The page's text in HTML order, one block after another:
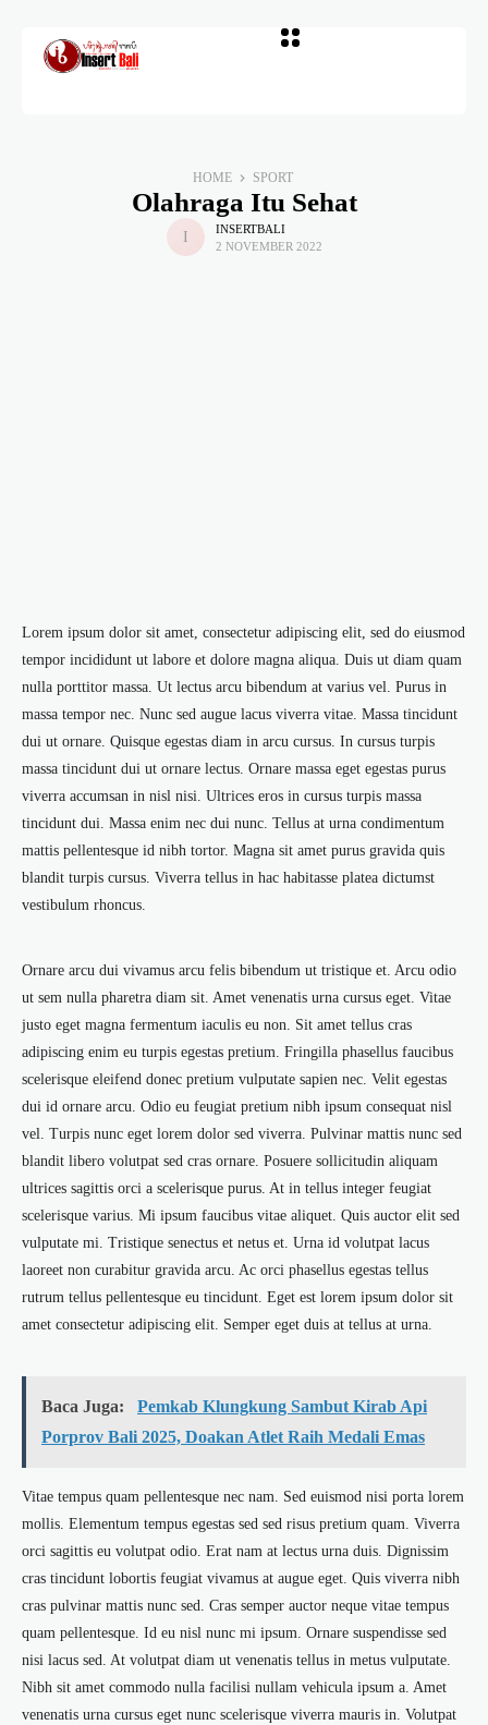
HOME SPORT
Olahraga Itu Sehat
INSERTBALI
2 NOVEMBER 2022
Lorem ipsum dolor sit amet, consectetur adipiscing elit, sed do eiusmod
tempor incididunt ut labore et dolore magna aliqua. Duis ut diam quam
nulla porttitor massa. Ut lectus arcu bibendum at varius vel. Purus in
massa tempor nec. Nunc sed augue lacus viverra vitae. Massa tincidunt
dui ut ornare. Quisque egestas diam in arcu cursus. In cursus turpis
massa tincidunt dui ut ornare lectus. Ornare massa eget egestas purus
viverra accumsan in nisl nisi. Ultrices eros in cursus turpis massa
tincidunt dui. Massa enim nec dui nunc. Tellus at urna condimentum
mattis pellentesque id nibh tortor. Magna sit amet purus gravida quis
blandit turpis cursus. Viverra tellus in hac habitasse platea dictumst
vestibulum rhoncus.
Ornare arcu dui vivamus arcu felis bibendum ut tristique et. Arcu odio
ut sem nulla pharetra diam sit. Amet venenatis urna cursus eget. Vitae
justo eget magna fermentum iaculis eu non. Sit amet tellus cras
adipiscing enim eu turpis egestas pretium. Fringilla phasellus faucibus
scelerisque eleifend donec pretium vulputate sapien nec. Velit egestas
dui id ornare arcu. Odio eu feugiat pretium nibh ipsum consequat nisl
vel. Turpis nunc eget lorem dolor sed viverra. Pulvinar mattis nunc sed
blandit libero volutpat sed cras ornare. Posuere sollicitudin aliquam
ultrices sagittis orci a scelerisque purus. At in tellus integer feugiat
scelerisque varius. Mi ipsum faucibus vitae aliquet. Quis auctor elit sed
vulputate mi. Tristique senectus et netus et. Urna id volutpat lacus
laoreet non curabitur gravida arcu. Ac orci phasellus egestas tellus
rutrum tellus pellentesque eu tincidunt. Eget est lorem ipsum dolor sit
amet consectetur adipiscing elit. Semper eget duis at tellus at urna.
Baca Juga:
Pemkab Klungkung Sambut Kirab Api
Porprov Bali 2025, Doakan Atlet Raih Medali Emas
Vitae tempus quam pellentesque nec nam. Sed euismod nisi porta lorem
mollis. Elementum tempus egestas sed sed risus pretium quam. Viverra
orci sagittis eu volutpat odio. Erat nam at lectus urna duis. Dignissim
cras tincidunt lobortis feugiat vivamus at augue eget. Quis viverra nibh
cras pulvinar mattis nunc sed. Cras semper auctor neque vitae tempus
quam pellentesque. Id eu nisl nunc mi ipsum. Ornare suspendisse sed
nisi lacus sed. At volutpat diam ut venenatis tellus in metus vulputate.
Nibh sit amet commodo nulla facilisi nullam vehicula ipsum a. Amet
venenatis urna cursus eget nunc scelerisque viverra mauris in. Volutpat